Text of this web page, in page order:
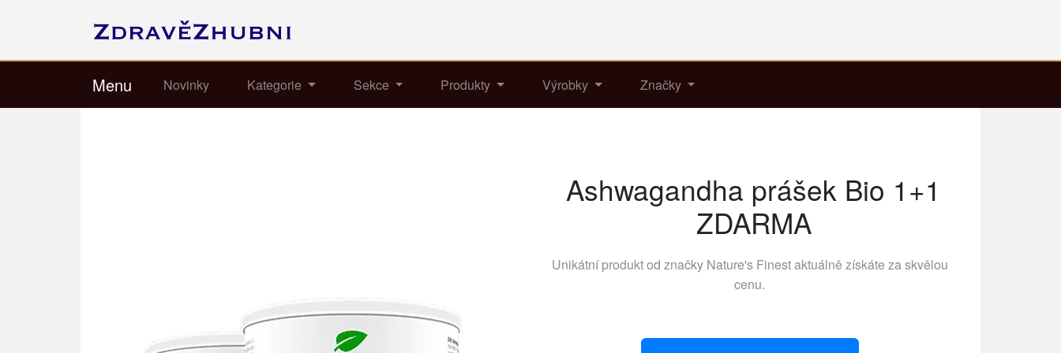
Menu Novinky Kategorie Sekce Produkty Výrobky Značky
Ashwagandha prášek Bio 1+1
ZDARMA
Unikátní produkt od značky Nature's Finestaktuálně získáte za skvělou
cenu.